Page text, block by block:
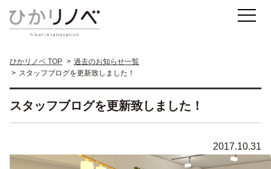
ひかリノベ TOP
過去のお知らせ一覧
スタッフブログを更新致しました！
スタッフブログを更新致しました！
2017.10.31